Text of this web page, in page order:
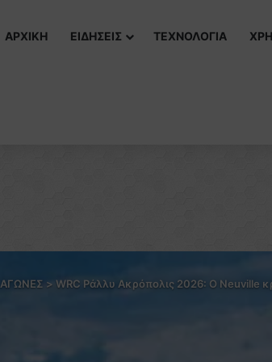
ΑΡΧΙΚΗ ΕΙΔΗΣΕΙΣ ΤΕΧΝΟΛΟΓΙΑ
ΑΓΩΝΕΣ > WRC Ράλλυ Ακρόπολις 2026: Ο Neuville